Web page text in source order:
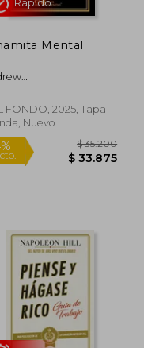
Mental
FONDO, 2025, Tapa
Nuevo